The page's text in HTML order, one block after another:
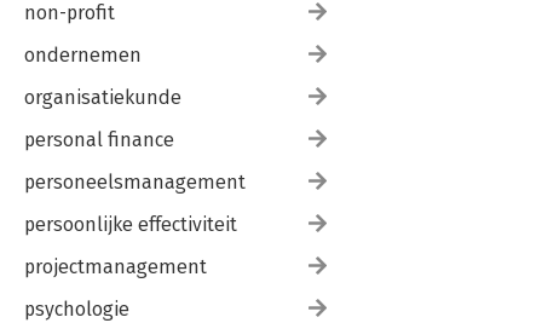
non-profit
ondernemen
organisatiekunde
personal finance
personeelsmanagement
persoonlijke effectiviteit
projectmanagement
psychologie